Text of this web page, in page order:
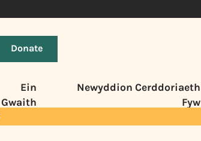
Donate
Ein
Gwaith
Newyddion Cerddoriaeth
Fyw